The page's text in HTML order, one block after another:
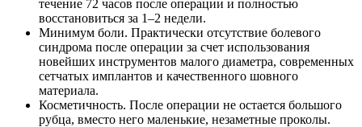
течение 72 часов после операции и полностью
восстановиться за 1‒2 недели.
Минимум боли. Практически отсутствие болевого
синдрома после операции за счет использования
новейших инструментов малого диаметра, современных
сетчатых имплантов и качественного шовного
материала.
Косметичность. После операции не остается большого
рубца, вместо него маленькие, незаметные проколы.